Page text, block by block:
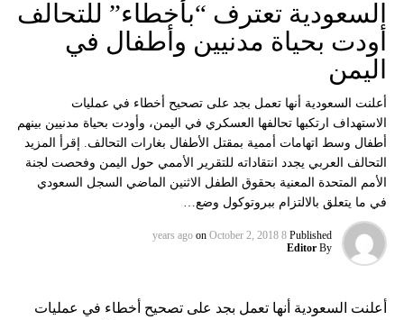
السعودية تعترف “بأخطاء” للتحالف
أودت بحياة مدنيين وأطفال في
اليمن
أعلنت السعودية أنها تعمل بجد على تصحيح أخطاء في عمليات
الاستهداف ارتكبها تحالفها العسكري في اليمن، وأودت بحياة مدنيين بينهم
أطفال وسط اتهامات أممية بمقتل الأطفال بغارات التحالف. إقرأ المزيد
التحالف العربي يجدد انتقاداته للتقرير الأممي حول اليمن وفحصت لجنة
الأمم المتحدة المعنية بحقوق الطفل الاثنين الماضي السجل السعودي
في ما يتعلق بالالتزام ببروتوكول وضع…
Published
8 years ago
on October 2, 2018
By
Editor
أعلنت السعودية أنها تعمل بجد على تصحيح أخطاء في عمليات